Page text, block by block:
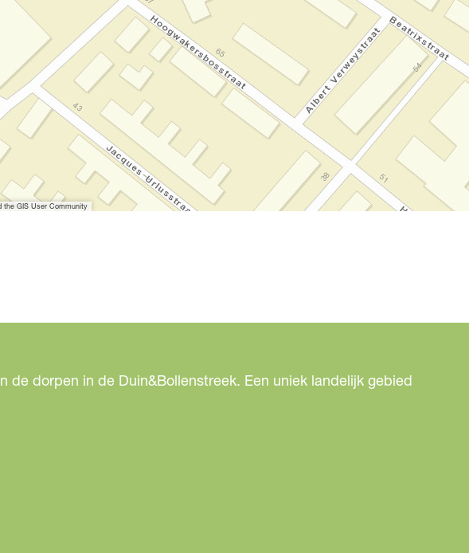
the GIS User Community
dorpen in de Duin&Bollenstreek. Een uniek landelijk gebied